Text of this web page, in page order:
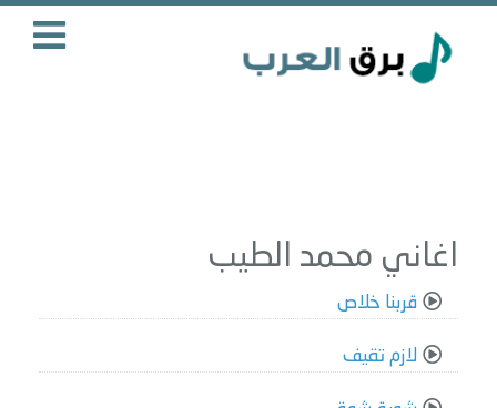
اغاني محمد الطيب
قربنا خلاص
لازم تقيف